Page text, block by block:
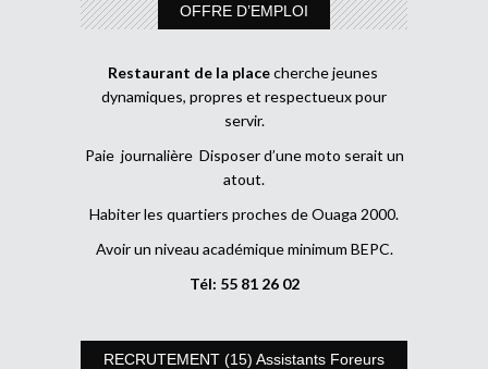
OFFRE D’EMPLOI
Restaurant de la placecherche jeunes
dynamiques, propres et respectueux pour
servir.
Paie journalière Disposer d’une moto serait un
atout.
Habiter les quartiers proches de Ouaga 2000.
Avoir un niveau académique minimum BEPC.
Tél: 55 81 26 02
RECRUTEMENT (15) Assistants Foreurs